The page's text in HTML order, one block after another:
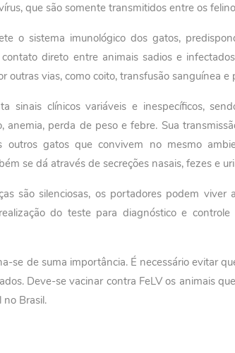
que são somente transmitidos entre os
o sistema imunológico dos gatos,
direto entre animais sadios e
outras vias, como coito, transfusão sanguínea e
sinais clínicos variáveis e inespecíficos,
anemia, perda de peso e febre. Sua
outros gatos que convivem no mesmo
se dá através de secreções nasais, fezes e
são silenciosas, os portadores podem
do teste para diagnóstico e
se de suma importância. É necessário evitar
Deve-se vacinar contra FeLV os animais
Brasil.